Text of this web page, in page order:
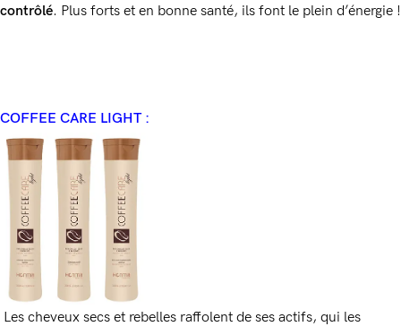
contrôlé. Plus forts et en bonne santé, ils font le plein d’énergie !
COFFEE CARE LIGHT :
Les cheveux secs et rebelles raffolent de ses actifs, qui les